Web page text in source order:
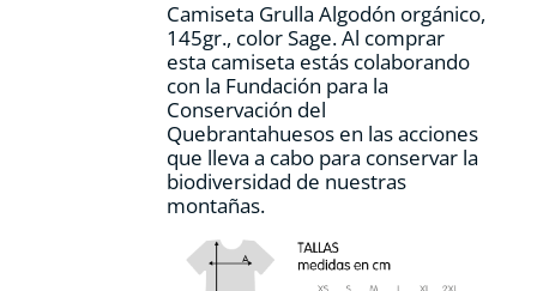
página
de
producto
Camiseta Grulla Algodón orgánico,
145gr., color Sage. Al comprar
esta camiseta estás colaborando
con la Fundación para la
Conservación del
Quebrantahuesos en las acciones
que lleva a cabo para conservar la
biodiversidad de nuestras
montañas.